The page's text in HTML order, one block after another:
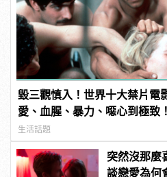
毀三觀慎入！世界十大禁片電
愛、血腥、暴力、噁心到極
男
生活話題
突然沒那麼
談戀愛為何